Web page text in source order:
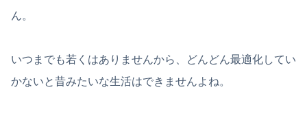
ん。
いつまでも若くはありませんから、どんどん最適化してい
かないと昔みたいな生活はできませんよね。